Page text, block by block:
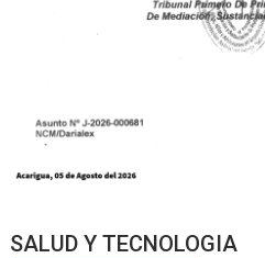
SALUD Y TECNOLOGIA